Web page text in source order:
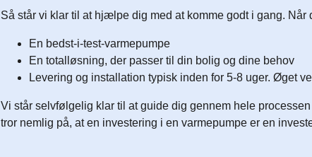
Så står vi klar til at hjælpe dig med at komme godt i gang. Når
En bedst-i-test-varmepumpe
En totalløsning, der passer til din bolig og dine behov
Levering og installation typisk inden for 5-8 uger. Øget
Vi står selvfølgelig klar til at guide dig gennem hele
tror nemlig på, at en investering i en varmepumpe er en